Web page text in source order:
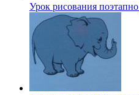
Урок рисования